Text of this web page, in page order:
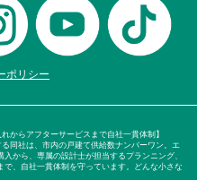
ポリシー
からアフターサービスまで自社一貫体制】
同社は、市内の戸建て供給数ナンバーワン。エ
から、専属の設計士が担当するプランニング、
、自社一貫体制を守っています。どんな小さな